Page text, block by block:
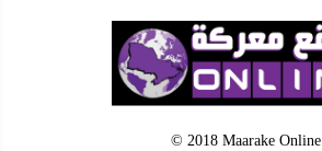
© 2018 Maarake Online